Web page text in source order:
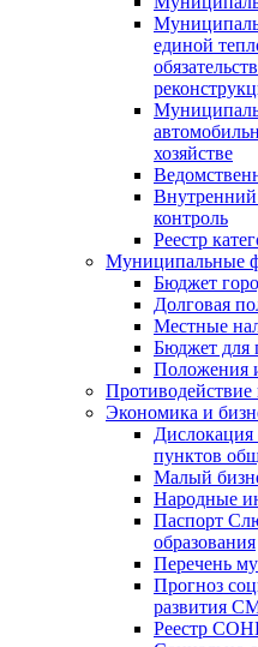
единой
хозяйстве
контроль
Реестр
Муниципальные
Бюджет
Долговая
Местные
Бюджет для
Положения
Противодействие
Экономика и
Дислокация
пунктов
Малый
Народные
Паспорт
образования
Перечень
Прогноз
развития
Реестр